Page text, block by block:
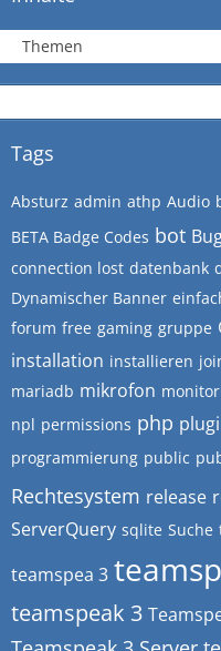
Themen
Tags
Absturz admin athp Audio
BETA Badge Codes bot
connection lost datenbank
Dynamischer Banner
forum free gaming gruppe
installation installieren
mariadb mikrofon
npl permissions php
programmierung public
Rechtesystem release
ServerQuery sqlite Suche
teamspea 3
teamspeak 3